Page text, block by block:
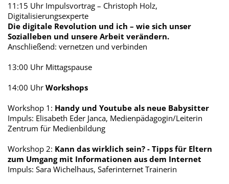
11:15 Uhr Impulsvortrag – Christoph Holz,
Digitalisierungsexperte
Die digitale Revolution und ich – wie sich unser
Sozialleben und unsere Arbeit verändern.
Anschließend: vernetzen und verbinden
13:00 Uhr Mittagspause
14:00 Uhr Workshops
Workshop 1: Handy und Youtube als neue Babysitter
Impuls: Elisabeth Eder Janca, Medienpädagogin/Leiterin
Zentrum für Medienbildung
Workshop 2: Kann das wirklich sein? - Tipps für Eltern
zum Umgang mit Informationen aus dem Internet
Impuls: Sara Wichelhaus, Saferinternet Trainerin